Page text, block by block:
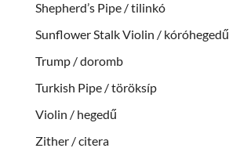
Shepherd’s Pipe / tilinkó
Sunflower Stalk Violin / kóróhegedű
Trump / doromb
Turkish Pipe / töröksíp
Violin / hegedű
Zither / citera